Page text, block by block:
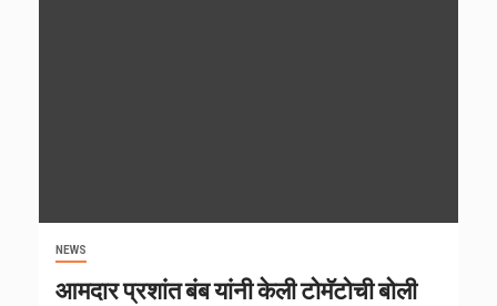
NEWS
आमदार प्रशांत बंब यांनी केली टोमॅटोची बोली